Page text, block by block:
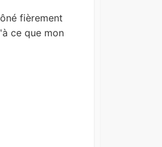
fièrement
ce que mon